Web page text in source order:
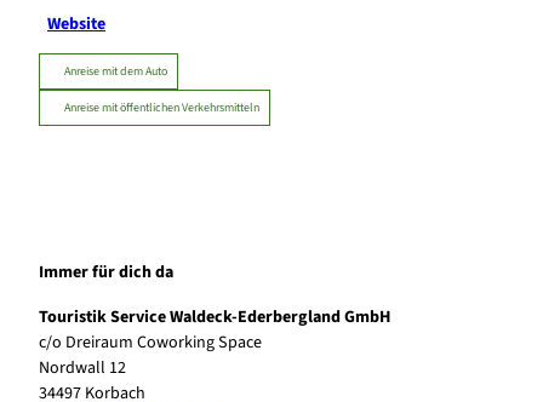
Website
Anreise mit dem Auto
Anreise mit öffentlichen Verkehrsmitteln
Immer für dich da
Touristik Service Waldeck-Ederbergland GmbH
c/o Dreiraum Coworking Space
Nordwall 12
34497 Korbach